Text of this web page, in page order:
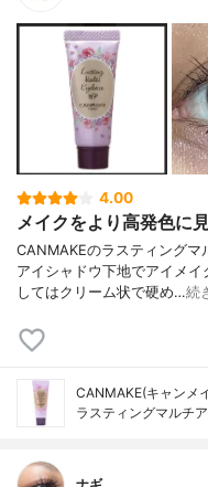
4.00
メイクをより高発色に
CANMAKEのラスティングマ
アイシャドウ下地でアイメ
してはクリーム状で硬め…続
CANMAKE(キャンメ
ラスティングマルチ